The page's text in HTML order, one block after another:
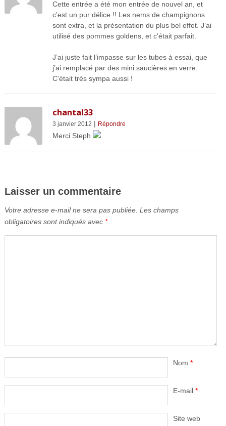
Cette entrée a été mon entrée de nouvel an, et
c’est un pur délice !! Les nems de champignons
sont extra, et la présentation du plus bel effet. J’ai
utilisé des pommes goldens, et c’était parfait.
J’ai juste fait l’impasse sur les tubes à essai, que
j’ai remplacé par des mini saucières en verre.
C’était très sympa aussi !
chantal33
3 janvier 2012 | Répondre
Merci Steph
Laisser un commentaire
Votre adresse e-mail ne sera pas publiée. Les champs
obligatoires sont indiqués avec *
Nom *
E-mail *
Site web